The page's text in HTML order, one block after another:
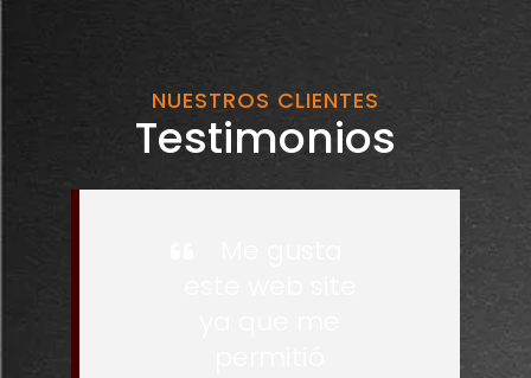
NUESTROS CLIENTES
Testimonios